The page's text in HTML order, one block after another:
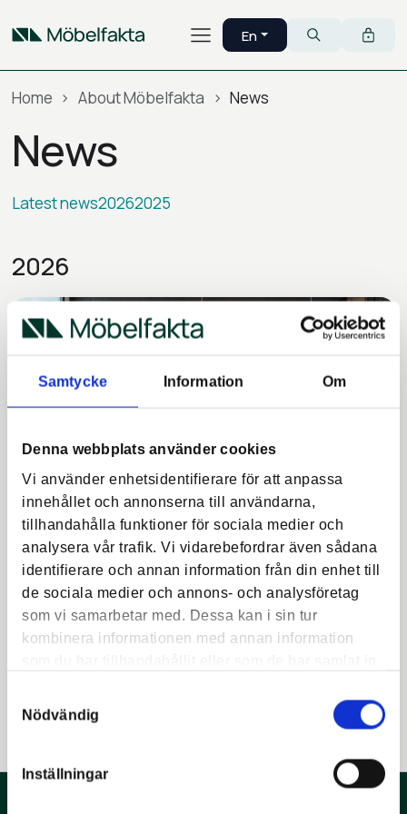
Samtycke Information Om
Denna webbplats använder cookies
Vi använder enhetsidentifierare för att anpassa
innehållet och annonserna till användarna,
tillhandahålla funktioner för sociala medier och
analysera vår trafik. Vi vidarebefordrar även sådana
identifierare och annan information från din enhet till
de sociala medier och annons- och analysföretag
som vi samarbetar med. Dessa kan i sin tur
kombinera informationen med annan information
Nödvändig
Inställningar
Skip to main content
Menu En
English Search
Home About Möbelfakta News
News
Latest news20262025
2026
The requirements for responsible
supply chains are being updated
Published17 Feb 2026
– Responsible Supply Chains with a focus on
increased clarity, structure and relevance for both the
industry and public procurement.